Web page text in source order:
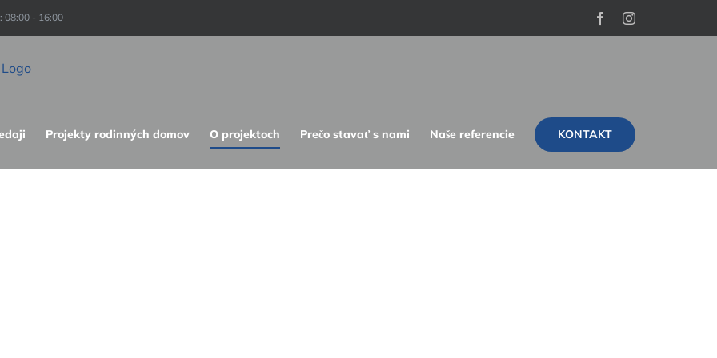
08:00 - 16:00 FacebookInstagram
Projekty rodinných domov O projektoch Prečo stavať s nami Naše referencie KONTAKT
domu